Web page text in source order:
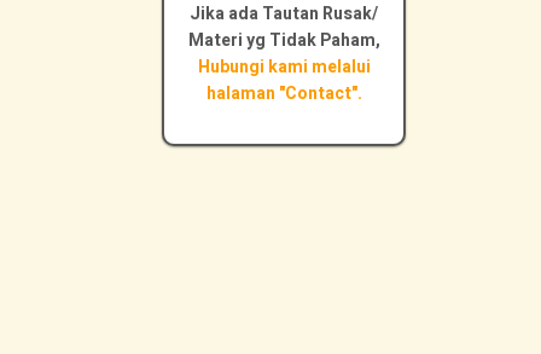
Jika ada Tautan Rusak/
Materi yg Tidak Paham,
Hubungi kami melalui
halaman "Contact".